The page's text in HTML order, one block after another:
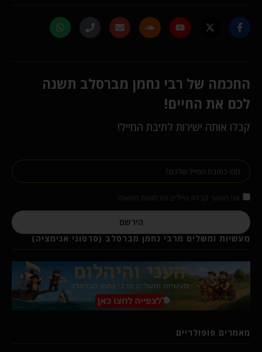
החכמה של רבי נחמן מברסלב תשנה
לכם את החיים!
קבלו אותה ישירות לתיבת המייל!
הירשם
מעשיות ומשלים מרבי נחמן מברסלב (סרטוני אנימציה)
מאמרים פופולריים